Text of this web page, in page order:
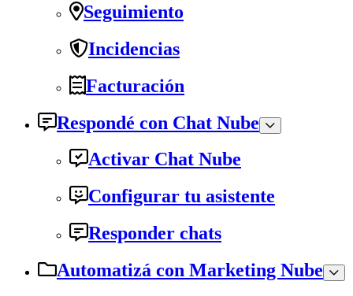
Seguimiento
Incidencias
Facturación
Respondé con Chat Nube
Activar Chat Nube
Configurar tu asistente
Responder chats
Automatizá con Marketing Nube